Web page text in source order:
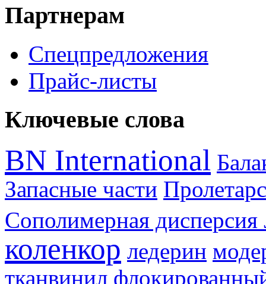
Партнерам
Спецпредложения
Прайс-листы
Ключевые слова
BN International
Запасные части
Сополимерная дисперсия
коленкор ледерин
тканвинил